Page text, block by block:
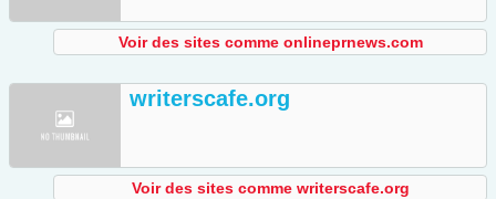
Voir des sites comme onlineprnews.com
writerscafe.org
Voir des sites comme writerscafe.org